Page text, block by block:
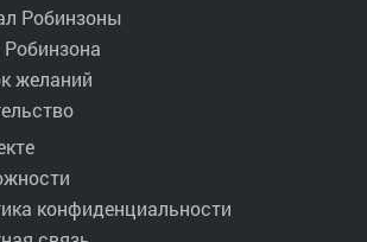
Робинзоны
Робинзона
желаний
конфиденциальности